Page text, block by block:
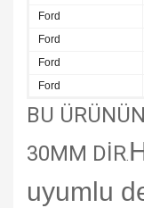
Ford
Ford
Ford
Ford
BU
30MM DİR.
uyumlu